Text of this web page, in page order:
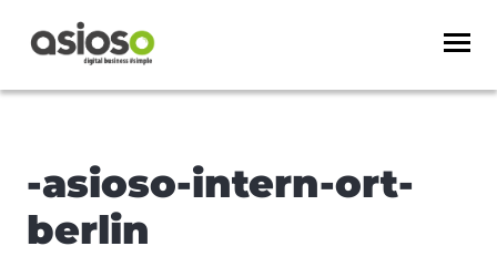
-asioso-intern-ort-
berlin